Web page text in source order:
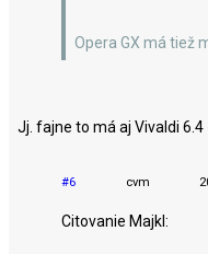
Opera GX má tiež
Jj. fajne to má aj Vivaldi
#6 cvm
Citovanie Majkl: